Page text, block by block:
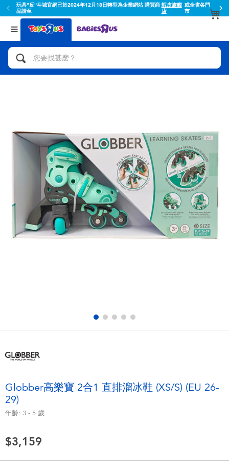
玩具"反"斗城官網已於2024年12月18日轉型為企業網站 購買商
品請至
蝦皮旗艦
店
或全省各門
市
返回
分類目錄
人氣英雄,角色扮演,射擊玩具
玩具車,貨車,火車及遙控系列
手工藝,文具,蠟筆,泥膠,畫板
娃娃, 芭比,收藏公仔
電子玩具
派對用品
毛毛公仔玩具
夏日
返回
品牌
Toy Story玩具總動員
Fuggler
Miniso名創優品
playpop
LEGO樂高
NERF熱火
Globber高樂寶 2合1 直排溜冰鞋 (XS/S) (EU 26-
29)
年齡: 3 - 5 歲
$3,159